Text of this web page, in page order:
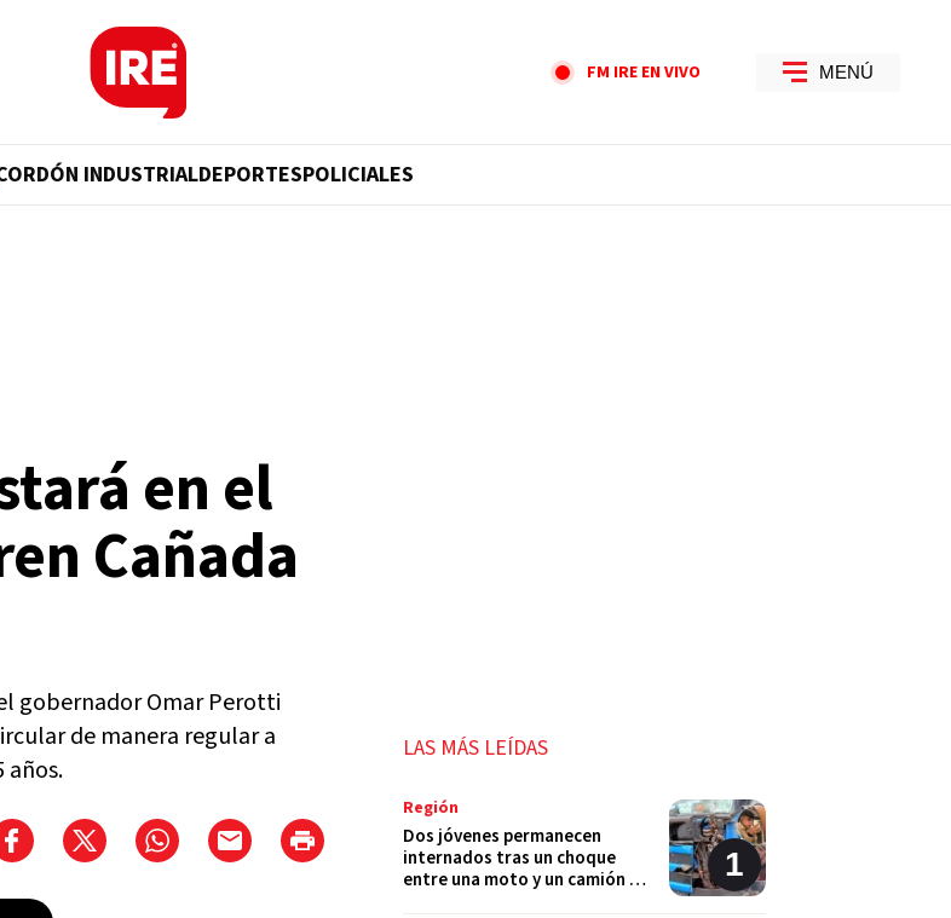
FM IRE EN VIVO MENÚ
INDUSTRIALDEPORTESPOLICIALES
en el
Cañada
gobernador Omar Perotti
de manera regular a
años.
LAS MÁS LEÍDAS
Región
Dos jóvenes permanecen
internados tras un choque
entre una moto y un camión en